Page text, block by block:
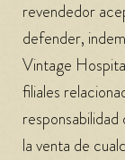
revendedor
defender,
Vintage
filiales
la venta de